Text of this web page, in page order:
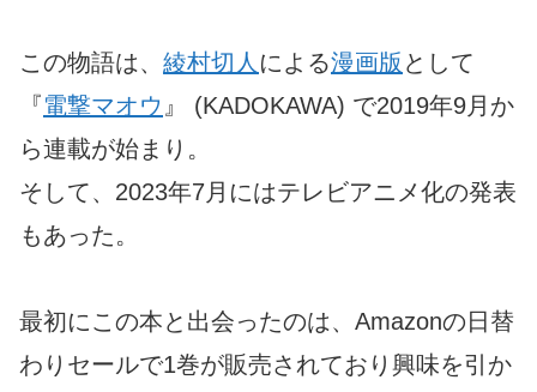
この物語は、 綾村切人 による漫画版 として
『電撃マオウ 』 (KADOKAWA) で2019年9月か
ら連載が始まり。
そして、2023年7月にはテレビアニメ化の発表
もあった。
最初にこの本と出会ったのは、Amazonの日替
わりセールで1巻が販売されており興味を引か